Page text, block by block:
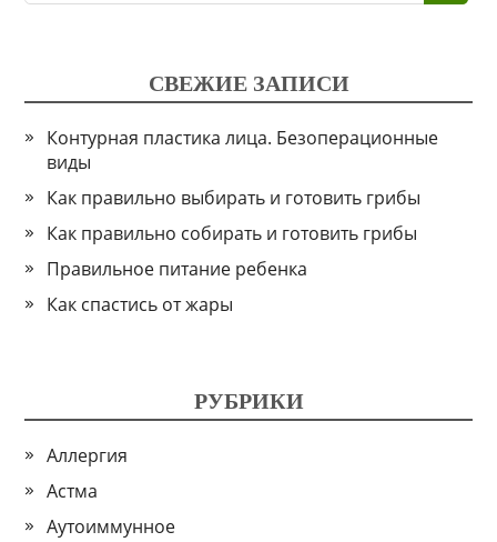
СВЕЖИЕ ЗАПИСИ
Контурная пластика лица. Безоперационные
виды
Как правильно выбирать и готовить грибы
Как правильно собирать и готовить грибы
Правильное питание ребенка
Как спастись от жары
РУБРИКИ
Аллергия
Астма
Аутоиммунное